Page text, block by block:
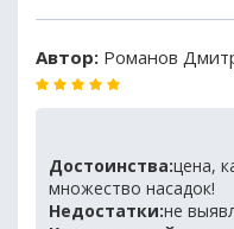
Автор: Романов
Достоинства:цена,
множество насадок!
Недостатки:не